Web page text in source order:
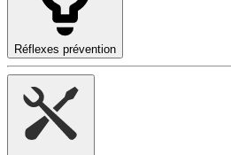
Réflexes prévention